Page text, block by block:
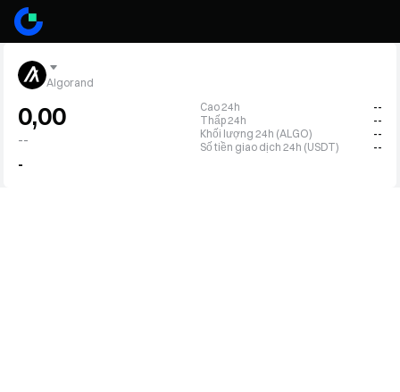
Algorand
0,00
--
-
Cao 24h
--
Thấp 24h
--
Khối lượng 24h (ALGO)
--
Số tiền giao dịch 24h (USDT)
--